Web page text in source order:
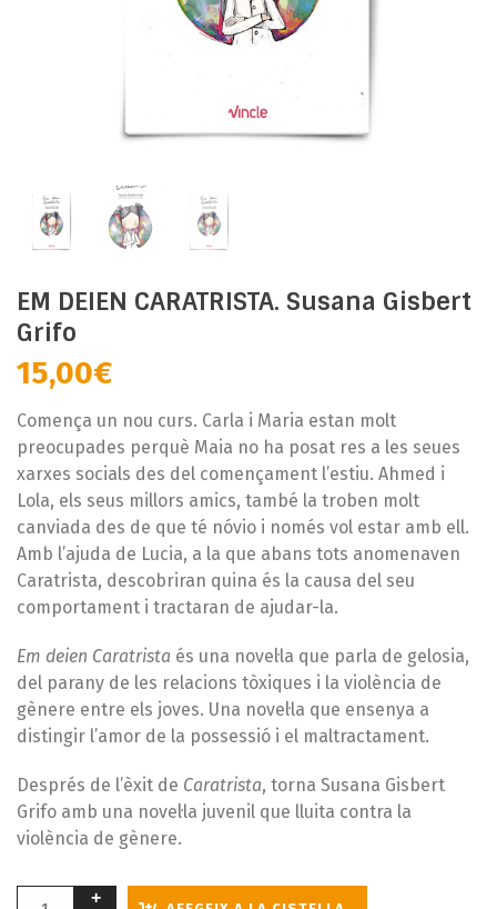
EM DEIEN CARATRISTA. Susana Gisbert
Grifo
15,00€
Comença un nou curs. Carla i Maria estan molt
preocupades perquè Maia no ha posat res a les seues
xarxes socials des del començament l’estiu. Ahmed i
Lola, els seus millors amics, també la troben molt
canviada des de que té nóvio i només vol estar amb ell.
Amb l’ajuda de Lucia, a la que abans tots anomenaven
Caratrista, descobriran quina és la causa del seu
comportament i tractaran de ajudar-la.
Em deien Caratrista és una novel·la que parla de gelosia,
del parany de les relacions tòxiques i la violència de
gènere entre els joves. Una novel·la que ensenya a
distingir l’amor de la possessió i el maltractament.
Després de l’èxit de Caratrista, torna Susana Gisbert
Grifo amb una novel·la juvenil que lluita contra la
violència de gènere.